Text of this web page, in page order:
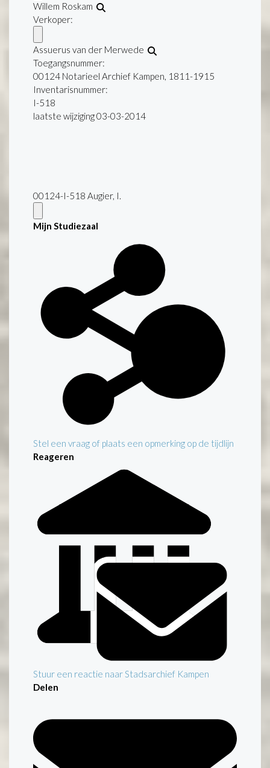
Willem Roskam
Verkoper:
Assuerus van der Merwede
Toegangsnummer:
00124 Notarieel Archief Kampen, 1811-1915
Inventarisnummer:
I-518
laatste wijziging 03-03-2014
00124-I-518 Augier, I.
Mijn Studiezaal
Stel een vraag of plaats een opmerking op de tijdlijn
Reageren
Stuur een reactie naar Stadsarchief Kampen
Delen